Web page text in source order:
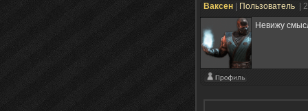
Ваксен Пользователь
|
Невижу